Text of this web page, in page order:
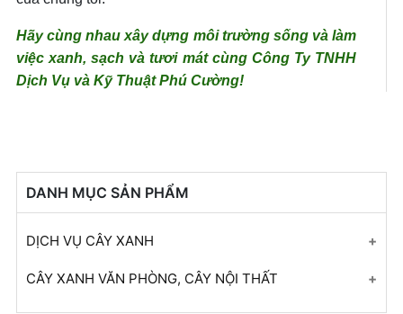
Hãy cùng nhau xây dựng môi trường sống và làm
việc xanh, sạch và tươi mát cùng Công Ty TNHH
Dịch Vụ và Kỹ Thuật Phú Cường!
DANH MỤC SẢN PHẨM
DỊCH VỤ CÂY XANH
Dịch vụ cung cấp và trồng cây giống công trình
ở tại Đồng Xoài, Bình Phước
CÂY XANH VĂN PHÒNG, CÂY NỘI THẤT
Cây lưỡi hổ